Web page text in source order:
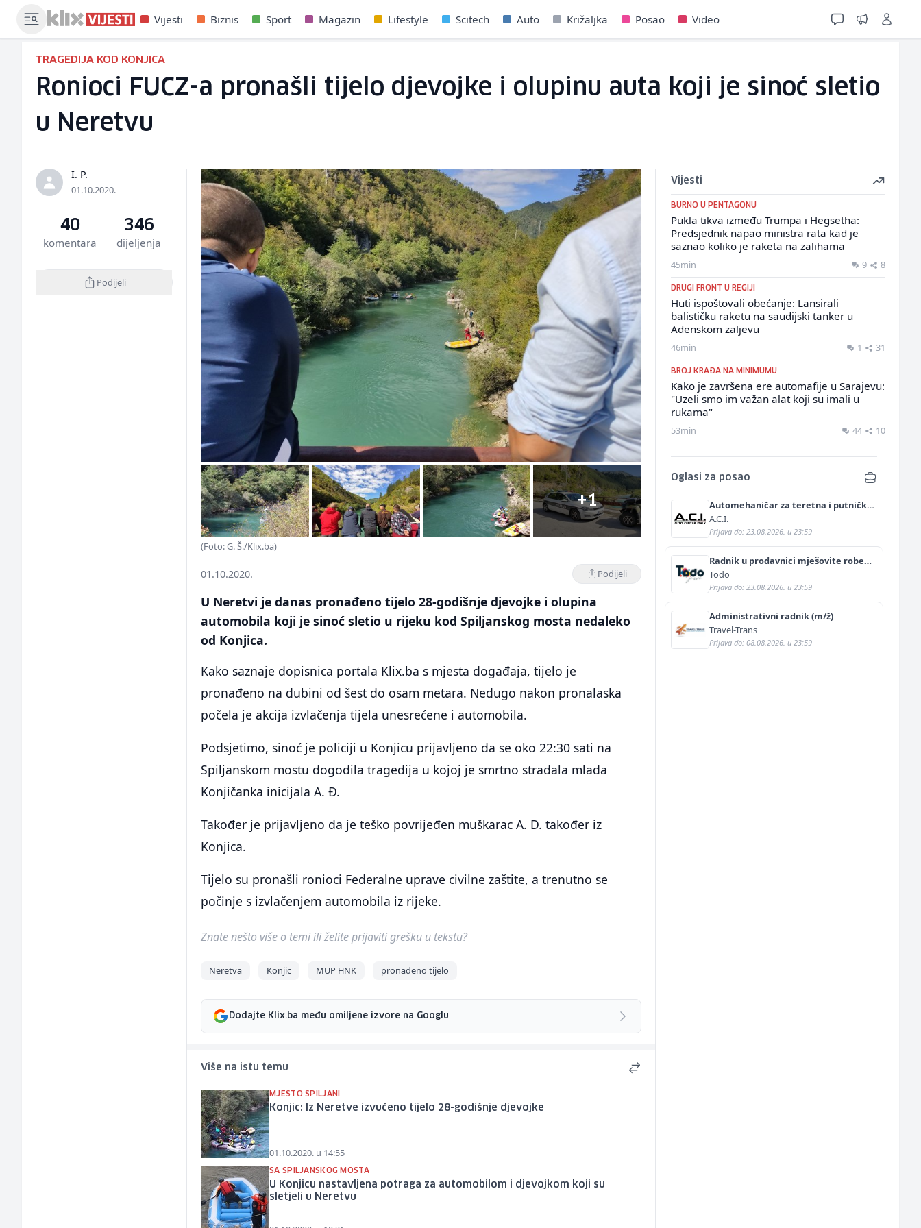
Vijesti Biznis Sport Magazin Lifestyle Scitech Auto Križaljka Posao Video
TRAGEDIJA KOD KONJICA
Ronioci FUCZ-a pronašli tijelo djevojke i olupinu auta koji je sinoć sletio
u Neretvu
I. P.
01.10.2020.
40
komentara
346
dijeljenja
Podijeli
+1
(Foto: G. Š./Klix.ba)
01.10.2020. Podijeli
U Neretvi je danas pronađeno tijelo 28-godišnje djevojke i olupina
automobila koji je sinoć sletio u rijeku kod Spiljanskog mosta nedaleko
od Konjica.
Kako saznaje dopisnica portala Klix.ba s mjesta događaja, tijelo je
pronađeno na dubini od šest do osam metara. Nedugo nakon pronalaska
počela je akcija izvlačenja tijela unesrećene i automobila.
Podsjetimo, sinoć je policiji u Konjicu prijavljeno da se oko 22:30 sati na
Spiljanskom mostu dogodila tragedija u kojoj je smrtno stradala mlada
Konjičanka inicijala A. Đ.
Također je prijavljeno da je teško povrijeđen muškarac A. D. također iz
Konjica.
Tijelo su pronašli ronioci Federalne uprave civilne zaštite, a trenutno se
počinje s izvlačenjem automobila iz rijeke.
Znate nešto više o temi ili želite prijaviti grešku u tekstu?
Neretva Konjic MUP HNK pronađeno tijelo
Dodajte Klix.ba među omiljene izvore na Googlu
Više na istu temu
MJESTO SPILJANI
Konjic: Iz Neretve izvučeno tijelo 28-godišnje djevojke
01.10.2020. u 14:55
SA SPILJANSKOG MOSTA
U Konjicu nastavljena potraga za automobilom i djevojkom koji su
sletjeli u Neretvu
Vijesti
BURNO U PENTAGONU
Pukla tikva između Trumpa i Hegsetha:
Predsjednik napao ministra rata kad je
saznao koliko je raketa na zalihama
45min 9 8
DRUGI FRONT U REGIJI
Huti ispoštovali obećanje: Lansirali
balističku raketu na saudijski tanker u
Adenskom zaljevu
46min 1 31
BROJ KRAĐA NA MINIMUMU
Kako je završena ere automafije u Sarajevu:
"Uzeli smo im važan alat koji su imali u
rukama"
53min 44 10
Oglasi za posao
Automehaničar za teretna i putnička
vozila (m/ž)
A.C.I.
Prijava do: 23.08.2026. u 23:59
Radnik u prodavnici mješovite robe
(m/ž)
Todo
Prijava do: 23.08.2026. u 23:59
Administrativni radnik (m/ž)
Travel-Trans
Prijava do: 08.08.2026. u 23:59